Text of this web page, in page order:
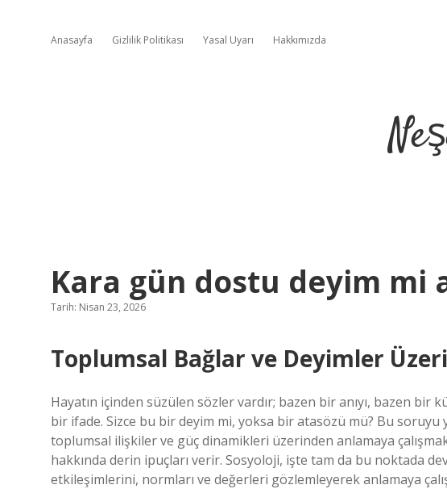
Anasayfa Gizlilik Politikası Yasal Uyarı Hakkımızda
Kara gün dostu deyim mi
Tarih: Nisan 23, 2026
Toplumsal Bağlar ve Deyimler
Hayatın içinden süzülen sözler vardır; bazen bir anıyı, bazen bir
bir ifade. Sizce bu bir deyim mi, yoksa bir atasözü mü? Bu soruyu
toplumsal ilişkiler ve güç dinamikleri üzerinden anlamaya
hakkında derin ipuçları verir. Sosyoloji, işte tam da bu noktada
etkileşimlerini, normları ve değerleri gözlemleyerek anlamaya